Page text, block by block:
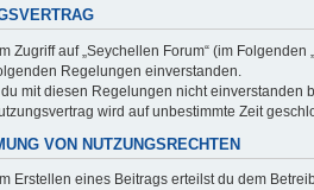
Zugriff auf „Seychellen Forum“ (im
Regelungen einverstanden.
mit diesen Regelungen nicht einverstanden
wird auf unbestimmte Zeit
VON NUTZUNGSRECHTEN
Erstellen eines Beitrags erteilst du dem